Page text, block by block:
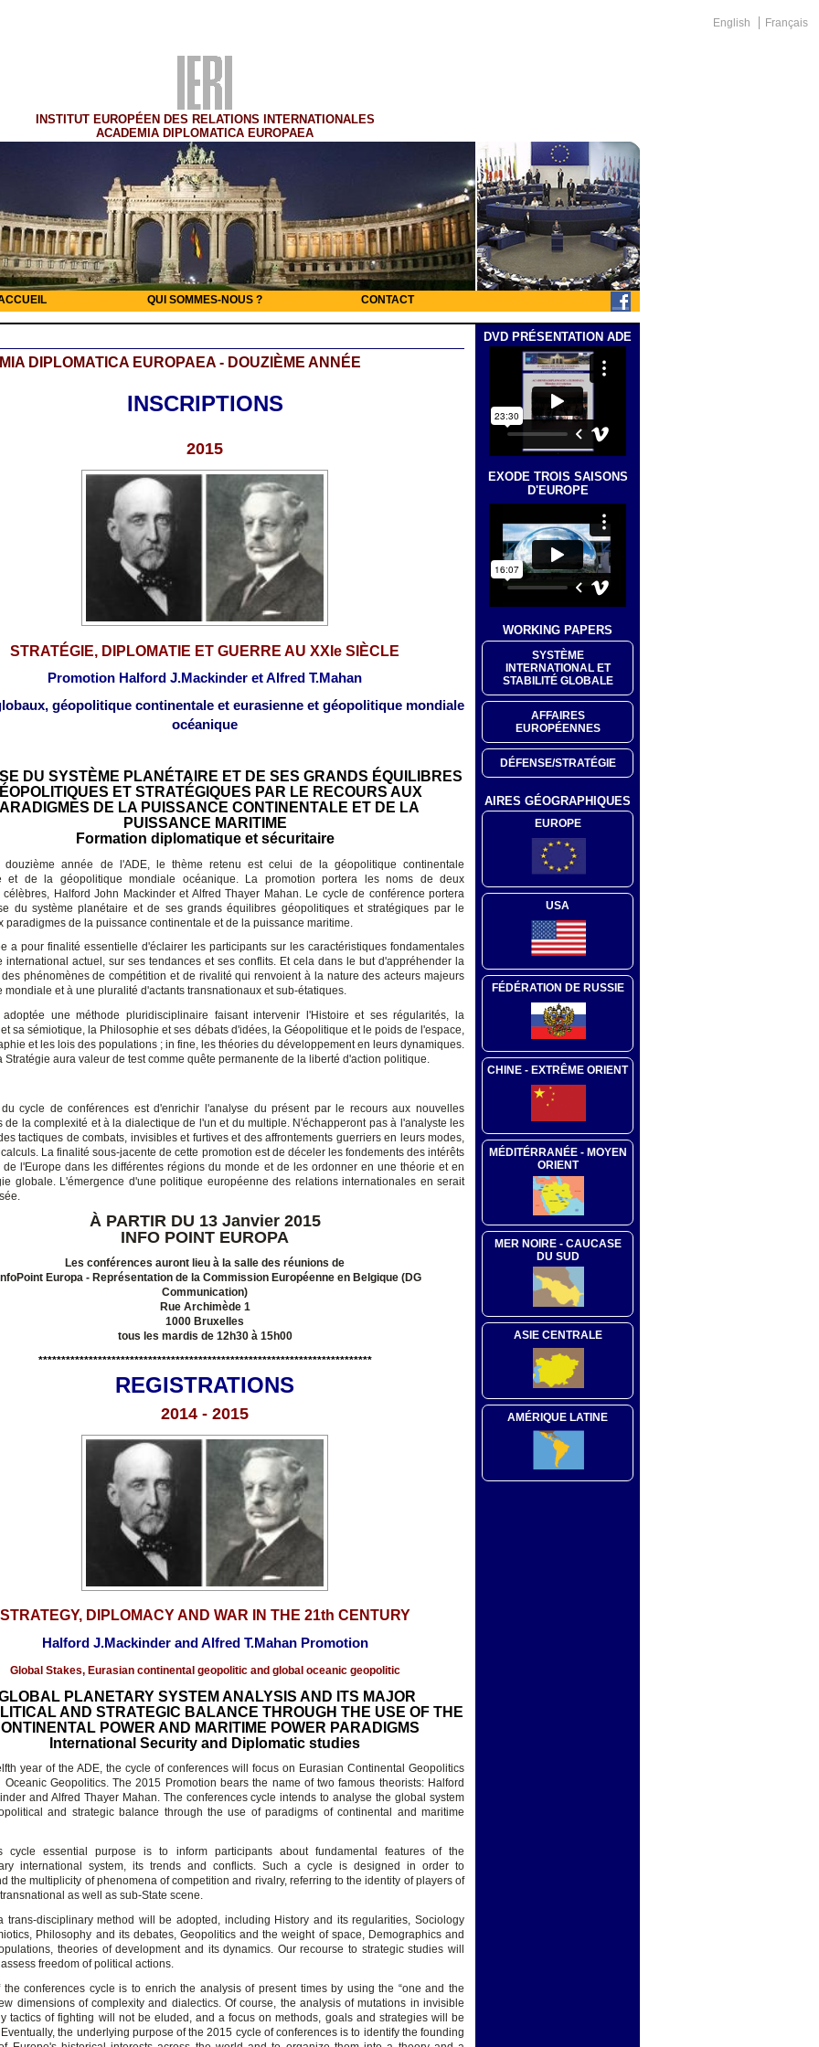
English Français
INSTITUT EUROPÉEN DES RELATIONS INTERNATIONALES
ACADEMIA DIPLOMATICA EUROPAEA
QUI SOMMES-NOUS ? CONTACT
DIPLOMATICA EUROPAEA - DOUZIÈME ANNÉE
INSCRIPTIONS
2015
STRATÉGIE, DIPLOMATIE ET GUERRE AU XXIe SIÈCLE
Promotion Halford J.Mackinder et Alfred T.Mahan
géopolitique continentale et eurasienneet géopolitique mondiale
océanique
DU SYSTÈME PLANÉTAIRE ET DE SES GRANDS ÉQUILIBRES
ET STRATÉGIQUES PAR LE RECOURS AUX
DE LA PUISSANCE CONTINENTALE ET DE LA
PUISSANCE MARITIME
Formation diplomatique et sécuritaire
douzième année de l'ADE, le thème retenu est celui de la géopolitique continentale
et de la géopolitique mondiale océanique. La promotion portera les noms de deux
célèbres, Halford John Mackinder et Alfred Thayer Mahan. Le cycle de conférence portera
du système planétaire et de ses grands équilibres géopolitiques et stratégiques par le
paradigmes de la puissance continentale et de la puissance maritime.
a pour finalité essentielle d'éclairer les participants sur les caractéristiques fondamentales
international actuel, sur ses tendances et ses conflits. Et cela dans le but d'appréhender la
phénomènes de compétition et de rivalité qui renvoient à la nature des acteurs majeurs
mondiale et à une pluralité d'actants transnationaux et sub-étatiques.
une méthode pluridisciplinaire faisant intervenir l'Histoire et ses régularités, la
sa sémiotique, la Philosophie et ses débats d'idées, la Géopolitique et le poids de l'espace,
et les lois des populations ; in fine, les théories du développement en leurs dynamiques.
Stratégie aura valeur de test comme quête permanente de la liberté d'action politique.
cycle de conférences est d'enrichir l'analyse du présent par le recours aux nouvelles
de la complexité et à la dialectique de l'un et du multiple. N'échapperont pas à l'analyste les
tactiques de combats, invisibles et furtives et des affrontements guerriers en leurs modes,
La finalité sous-jacente de cette promotion est de déceler les fondements des intérêts
de l'Europe dans les différentes régions du monde et de les ordonner en une théorie et en
globale. L'émergence d'une politique européenne des relations internationales en serait
À PARTIR DU 13 Janvier 2015
INFO POINT EUROPA
Les conférences auront lieu à la salle des réunions de
Europa - Représentation de la Commission Européenne en Belgique (DG
Communication)
Rue Archimède 1
1000 Bruxelles
tous les mardis de 12h30 à 15h00
*************************************************************************
REGISTRATIONS
2014 - 2015
STRATEGY, DIPLOMACY AND WAR IN THE 21th CENTURY
Halford J.Mackinder and Alfred T.Mahan Promotion
Global Stakes, Eurasian continental geopolitic and global oceanic geopolitic
PLANETARY SYSTEM ANALYSIS AND ITS MAJOR
AND STRATEGIC BALANCE THROUGH THE USE OF THE
POWER AND MARITIME POWER PARADIGMS
International Security and Diplomatic studies
year of the ADE, the cycle of conferences will focus on Eurasian Continental Geopolitics
Oceanic Geopolitics. The 2015 Promotion bears the name of two famous theorists: Halford
and Alfred Thayer Mahan. The conferences cycle intends to analyse the global system
and strategic balance through the use of paradigms of continental and maritime
cycle essential purpose is to inform participants about fundamental features of the
international system, its trends and conflicts. Such a cycle is designed in order to
the multiplicity of phenomena of competition and rivalry, referring to the identity of players of
as well as sub-State scene.
trans-disciplinary method will be adopted, including History and its regularities, Sociology
Philosophy and its debates, Geopolitics and the weight of space, Demographics and
theories of development and its dynamics. Our recourse to strategic studies will
freedom of political actions.
the conferences cycle is to enrich the analysis of present times by using the “one and the
dimensions of complexity and dialectics. Of course, the analysis of mutations in invisible
tactics of fighting will not be eluded, and a focus on methods, goals and strategies will be
the underlying purpose of the 2015 cycle of conferences is to identify the founding
DVD PRÉSENTATION ADE
EXODE TROIS SAISONS
D'EUROPE
WORKING PAPERS
SYSTÈME
INTERNATIONAL ET
STABILITÉ GLOBALE
AFFAIRES
EUROPÉENNES
DÉFENSE/STRATÉGIE
AIRES GÉOGRAPHIQUES
EUROPE
USA
FÉDÉRATION DE RUSSIE
CHINE - EXTRÊME ORIENT
MÉDITÉRRANÉE - MOYEN
ORIENT
MER NOIRE - CAUCASE
DU SUD
ASIE CENTRALE
AMÉRIQUE LATINE